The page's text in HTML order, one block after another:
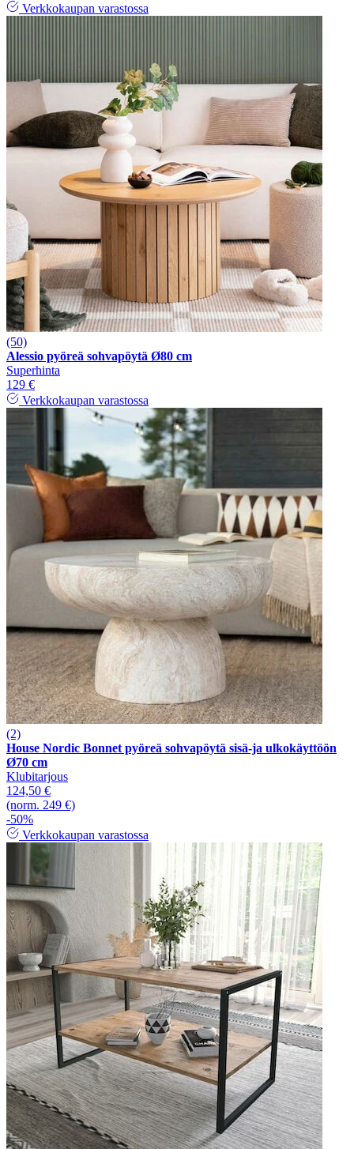
Verkkokaupan varastossa
(50)
Alessio pyöreä sohvapöytä Ø80 cm
Superhinta
129 €
Verkkokaupan varastossa
(2)
House Nordic Bonnet pyöreä sohvapöytä sisä-ja ulkokäyttöön
Ø70 cm
Klubitarjous
124,50 €
(norm. 249 €)
-50%
Verkkokaupan varastossa